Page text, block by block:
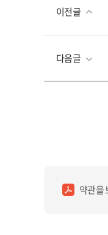
이전글
다음글
약관을